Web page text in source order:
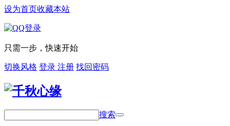
设为首页收藏本站
只需一步，快速开始
切换风格 登录 注册 找回密码
搜索